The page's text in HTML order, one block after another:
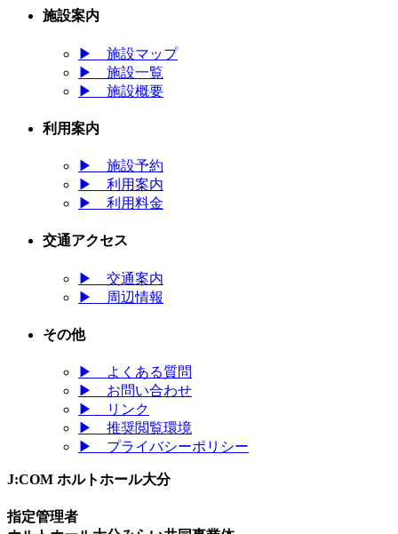
施設案内
▶ 施設マップ
▶ 施設一覧
▶ 施設概要
利用案内
▶ 施設予約
▶ 利用案内
▶ 利用料金
交通アクセス
▶ 交通案内
▶
周辺情報
その他
▶
よくある質問
▶ お問い合わせ
▶
リンク
▶ 推奨閲覧環境
▶ プライバシーポリシー
J:COM ホルトホール大分
指定管理者